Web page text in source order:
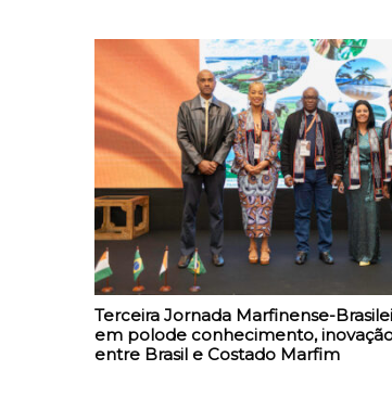
Terceira Jornada Marfinense-
em polode conhecimento,
entre Brasil e Costado Marfim